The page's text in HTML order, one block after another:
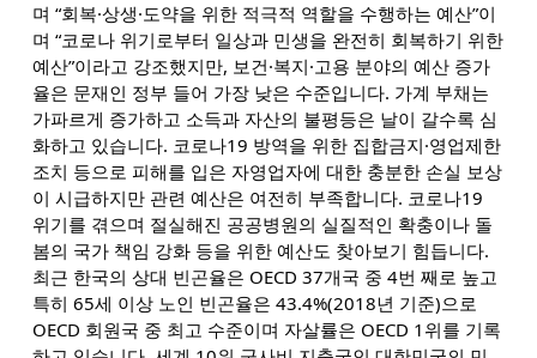
며 “회복·상생·도약을 위한 적극적 역할을 수행하는 예산”이
며 “코로나 위기로부터 일상과 민생을 완전히 회복하기 위한
예산”이라고 강조했지만, 보건·복지·고용 분야의 예산 증가
율은 문재인 정부 들어 가장 낮은 수준입니다. 가계 부채는
가파르게 증가하고 소득과 자산의 불평등은 날이 갈수록 심
화하고 있습니다. 코로나19 방역을 위한 집합금지·영업제한
조치 등으로 피해를 입은 자영업자에 대한 충분한 손실 보상
이 시급하지만 관련 예산은 여전히 부족합니다. 코로나19
위기를 겪으며 절실해진 공공병원의 실질적인 확충이나 돌
봄의 국가 책임 강화 등을 위한 예산도 찾아보기 힘듭니다.
최근 한국의 상대 빈곤율은 OECD 37개국 중 4번 째로 높고
특히 65세 이상 노인 빈곤율은 43.4%(2018년 기준)으로
OECD 회원국 중 최고 수준이며 자살률은 OECD 1위를 기록